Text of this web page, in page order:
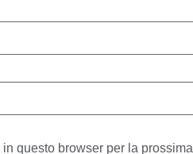
questo browser per la prossima